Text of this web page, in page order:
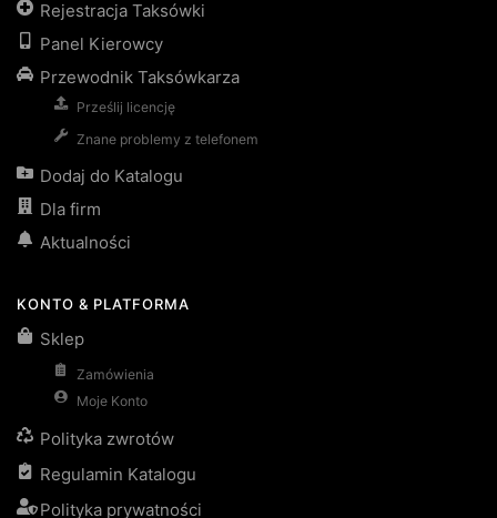
Rejestracja Taksówki
Panel Kierowcy
Przewodnik Taksówkarza
Prześlij licencję
Znane problemy z telefonem
Dodaj do Katalogu
Dla firm
Aktualności
KONTO & PLATFORMA
Sklep
Zamówienia
Moje Konto
Polityka zwrotów
Regulamin Katalogu
Polityka prywatności